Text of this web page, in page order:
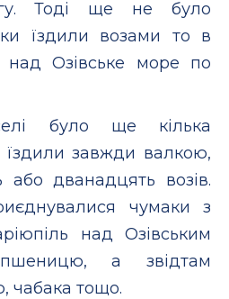
Тоді ще не було
їздили возами то в
Озівське море по
було ще кілька
завжди валкою,
дванадцять возів.
чумаки з
над Озівським
а звідтам
чабака тощо.